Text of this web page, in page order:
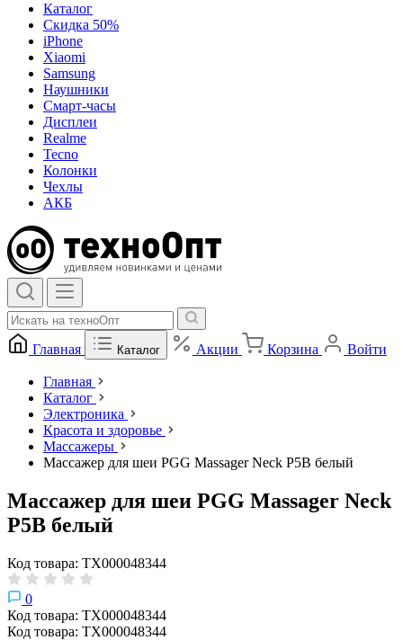
Каталог
Скидка 50%
iPhone
Xiaomi
Samsung
Наушники
Смарт-часы
Дисплеи
Realme
Tecno
Колонки
Чехлы
АКБ
Главная Каталог Акции Корзина Войти
Главная
Каталог
Электроника
Красота и здоровье
Массажеры
Массажер для шеи PGG Massager Neck P5B белый
Массажер для шеи PGG Massager Neck
P5B белый
Код товара: ТХ000048344
0
Код товара: ТХ000048344
Код товара: ТХ000048344